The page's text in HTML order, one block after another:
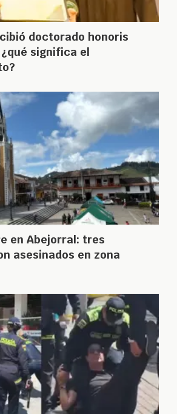
doctorado honoris
significa el
en Abejorral: tres
asesinados en zona